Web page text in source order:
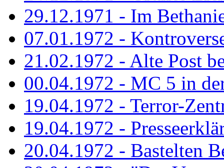
29.12.1971 - Im
07.01.1972 -
21.02.1972 - Alte Post
00.04.1972 - MC 5 in
19.04.1972 - Terror-
19.04.1972 -
20.04.1972 - Bastelten